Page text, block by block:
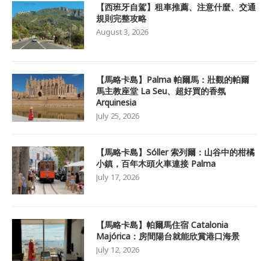
【西班牙自駕】租車推薦、注意什麼、交通
規則完整攻略
August 3, 2026
【馬略卡島】Palma 帕爾馬：壯觀的帕爾
馬主教座堂 La Seu、超好買的香氛
Arquinesia
July 25, 2026
【馬略卡島】Sóller 索列爾：山谷中的柑橘
小鎮，百年木頭火車連接 Palma
July 17, 2026
【馬略卡島】帕爾馬住宿 Catalonia
Majórica：房間陽台就能欣賞港口海景
July 12, 2026